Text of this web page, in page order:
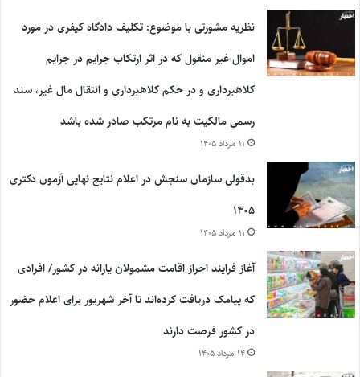
نظریه مشورتی با موضوع: تکلیف دادگاه کیفری در مورد
اموال غیر منقول که در اثر ارتکاب جرایم در جرایم
کلاهبرداری و در حکم کلاهبرداری و انتقال مال غیر، سند
رسمی مالکیت به نام مرتکب صادر شده باشد
۱۱ مرداد ۱۴۰۵
بدقولی سازمان سنجش در اعلام نتایج نهایی آزمون دکتری
۱۴۰۵
۱۱ مرداد ۱۴۰۵
آغاز فرایند احراز اقامت مشمولان یارانه در کشور/ افرادی
که پیامک دریافت کرده‌اند تا آخر شهریور برای اعلام حضور
در کشور فرصت دارند
۱۴ مرداد ۱۴۰۵